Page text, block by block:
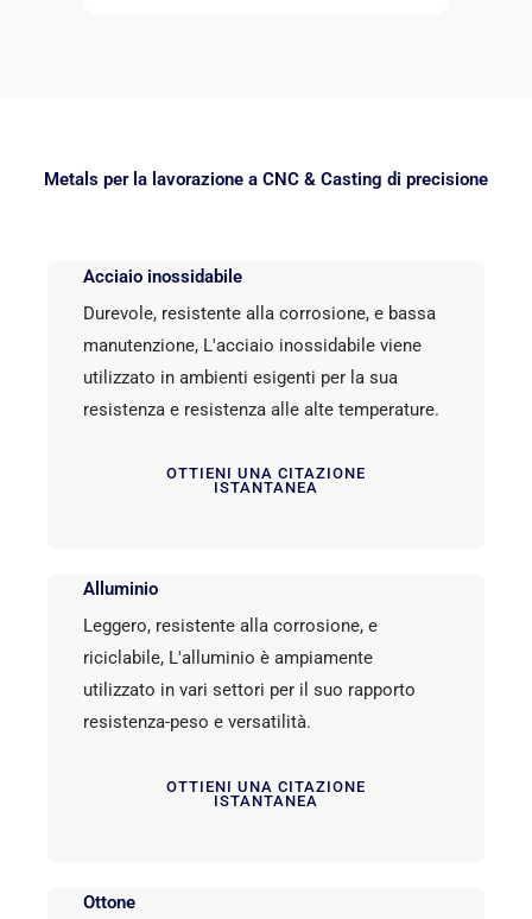
Metals per la lavorazione a CNC & Casting di precisione
Acciaio inossidabile
Durevole, resistente alla corrosione, e bassa
manutenzione, L'acciaio inossidabile viene
utilizzato in ambienti esigenti per la sua
resistenza e resistenza alle alte temperature.
OTTIENI UNA CITAZIONE
ISTANTANEA
Alluminio
Leggero, resistente alla corrosione, e
riciclabile, L'alluminio è ampiamente
utilizzato in vari settori per il suo rapporto
resistenza-peso e versatilità.
OTTIENI UNA CITAZIONE
ISTANTANEA
Ottone